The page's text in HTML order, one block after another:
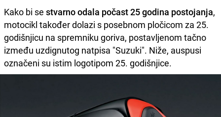
Kako bi se stvarno odala počast 25 godina postojanja,
motocikl također dolazi s posebnom pločicom za 25.
godišnjicu na spremniku goriva, postavljenom tačno
između uzdignutog natpisa "Suzuki". Niže, auspusi
označeni su istim logotipom 25. godišnjice.